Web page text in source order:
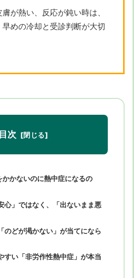
が熱い、反応が鈍い時は、
めの冷却と受診判断が大切
目次
かないのに熱中症になるの
心」ではなく、「出ないまま悪
のどが渇かない」が当てになら
すい「非労作性熱中症」が本当